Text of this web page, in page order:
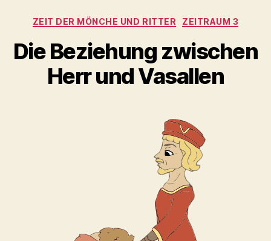
Kategorien
ZEIT DER MÖNCHE UND RITTER ZEITRAUM 3
Die Beziehung zwischen
Herr und Vasallen